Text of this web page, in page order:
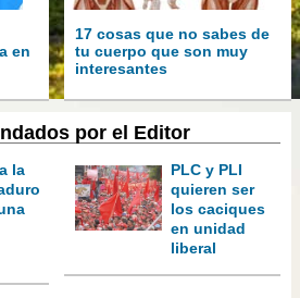
en
17 cosas que no sabes de
tu cuerpo que son muy
interesantes
por el Editor
la
PLC y PLI
quieren ser
los caciques
en unidad
liberal